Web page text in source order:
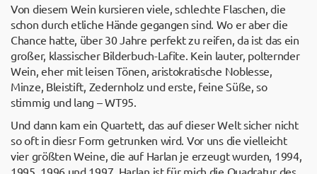
Von diesem Wein kursieren viele, schlechte Flaschen, die
schon durch etliche Hände gegangen sind. Wo er aber die
Chance hatte, über 30 Jahre perfekt zu reifen, da ist das ein
großer, klassischer Bilderbuch-Lafite. Kein lauter, polternder
Wein, eher mit leisen Tönen, aristokratische Noblesse,
Minze, Bleistift, Zedernholz und erste, feine Süße, so
stimmig und lang – WT95.
Und dann kam ein Quartett, das auf dieser Welt sicher nicht
so oft in diesr Form getrunken wird. Vor uns die vielleicht
vier größten Weine, die auf Harlan je erzeugt wurden, 1994,
1995, 1996 und 1997. Harlan ist für mich die Quadratur des